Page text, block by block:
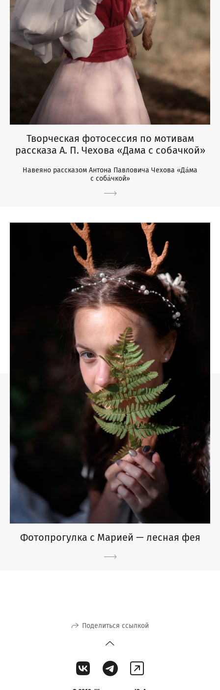
Творческая фотосессия по мотивам
рассказа А. П. Чехова «Дама с собачкой»
Навеяно рассказом Антона Павловича Чехова «Да́ма
с соба́чкой»
Фотопрогулка с Марией — лесная фея
Поделиться ссылкой